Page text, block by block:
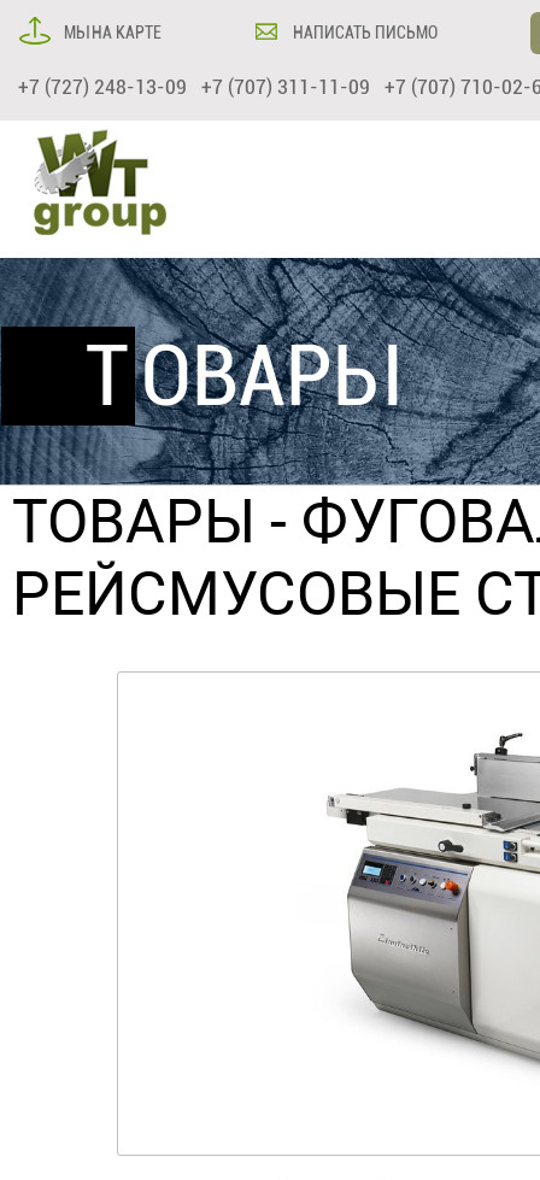
МЫ НА КАРТЕ НАПИСАТЬ ПИСЬМО
+7 (727) 248-13-09 +7 (707) 311-11-09 +7 (707) 710-02-
ТОВАРЫ
ТОВАРЫ -
РЕЙСМУСОВЫЕ